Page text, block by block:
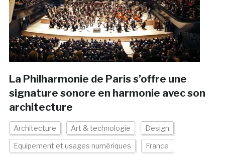
La Philharmonie de Paris s’offre une
signature sonore en harmonie avec son
architecture
Architecture Art & technologie Design
Equipement et usages numériques France